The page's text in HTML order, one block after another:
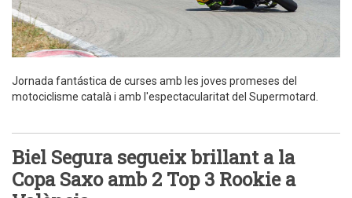
Jornada fantástica de curses amb les joves promeses del
motociclisme català i amb l'espectacularitat del Supermotard.
Biel Segura segueix brillant a la
Copa Saxo amb 2 Top 3 Rookie a